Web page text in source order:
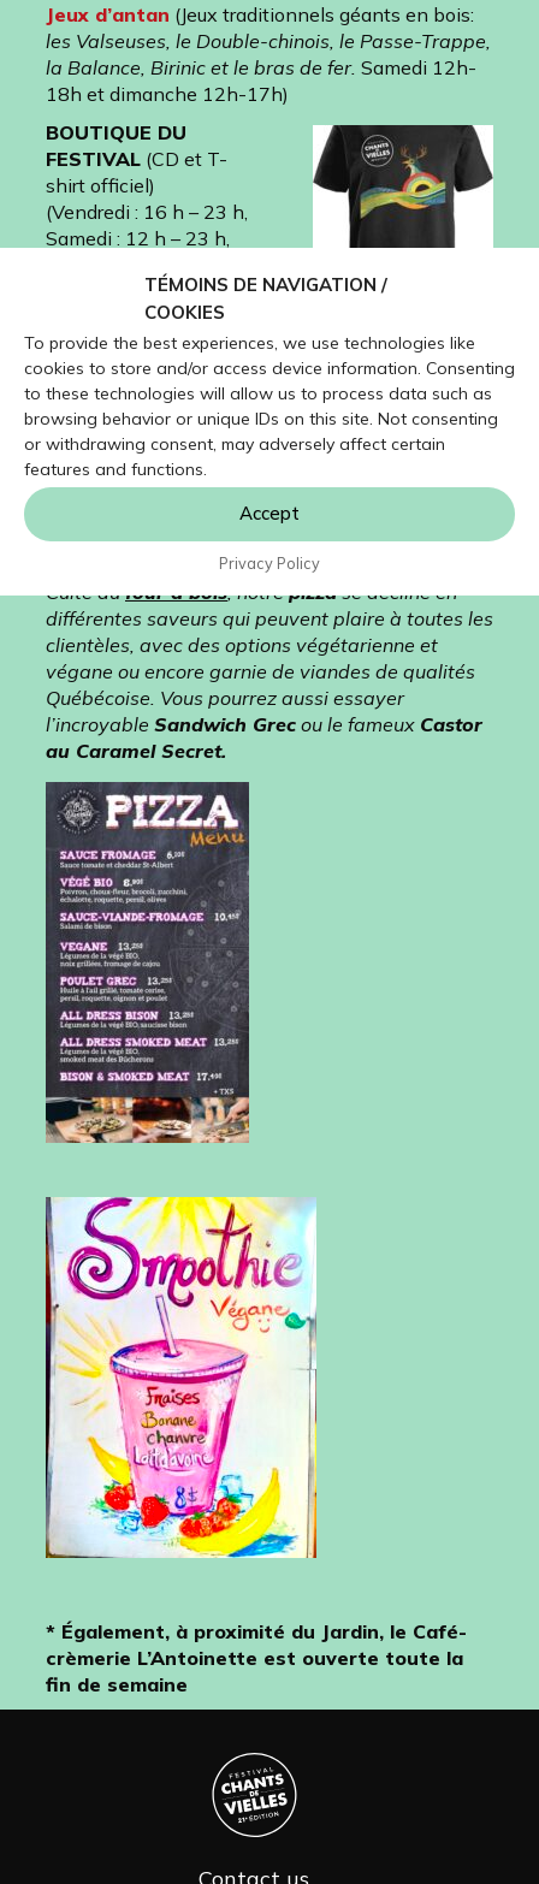
TÉMOINS DE NAVIGATION /
COOKIES
To provide the best experiences, we use technologies like
cookies to store and/or access device information. Consenting
to these technologies will allow us to process data such as
browsing behavior or unique IDs on this site. Not consenting
or withdrawing consent, may adversely affect certain
features and functions.
Accept
Privacy Policy
Jeux d’antan (Jeux traditionnels géants en bois:
les Valseuses, le Double-chinois, le Passe-Trappe,
la Balance, Birinic et le bras de fer. Samedi 12h-
18h et dimanche 12h-17h)
BOUTIQUE DU
FESTIVAL (CD et T-
shirt officiel)
(Vendredi : 16 h – 23 h,
Samedi : 12 h – 23 h,
Troubadour
produits de spécialités locales, au profit du festival.
Samedi 17h-19h et dimanche 12h-14h).
LeResto-Mobile Pizza des Hautes-Rivières
Service des déjeuners, dîners et soupers toute la fin
de semaine
Offres SANS GLUTEN disponibles.
Cuite aufour à bois, notrepizzase décline en
différentes saveurs qui peuvent plaire à toutes les
clientèles, avec des options végétarienne et
végane ou encore garnie de viandes de qualités
Québécoise. Vous pourrez aussi essayer
l’incroyable Sandwich Grec ou le fameux Castor
au Caramel Secret.
* Également, à proximité du Jardin, le Café-
crèmerie L’Antoinette est ouverte toute la
fin de semaine
Contact us